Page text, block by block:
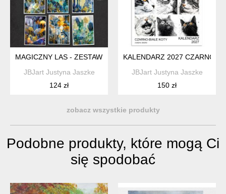
MAGICZNY LAS - ZESTAW 9 GRAFIK 15X21 CM
JBJart Justyna Jaszke
124 zł
KALENDARZ 2027 CZARNO-
JBJart Justyna Jaszke
150 zł
zobacz wszystkie produkty
Podobne produkty, które mogą Ci
się spodobać